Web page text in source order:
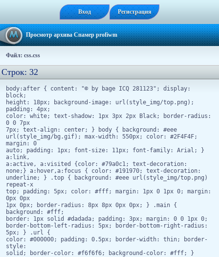
Вход Регистрация
Просмотр архива Спамер profiwm
Файл: css.css
Строк: 32
body:after { content: "© by bage ICQ 281123"; display:
block;
height: 18px; background-image: url(style_img/top.png);
padding: 4px;
color: white; text-shadow: 1px 3px 2px Black; border-radius:
0 0 7px
7px; text-align: center; } body { background: #eee
url(style_img/bg.gif); max-width: 550px; color: #2F4F4F;
margin: 0
auto; padding: 1px; font-size: 11px; font-family: Arial; }
a:link,
a:active, a:visited {color: #79a0c1; text-decoration:
none;} a:hover,a:focus { color: #191970; text-decoration:
underline; } .top { background: #eee url(style_img/top.png)
repeat-x
top; padding: 5px; color: #fff; margin: 1px 0 1px 0; margin:
0px 0px
1px 0px; border-radius: 8px 8px 0px 0px; } .main {
background: #fff;
border: 1px solid #dadada; padding: 3px; margin: 0 0 1px 0;
border-bottom-left-radius: 5px; border-bottom-right-radius:
5px; } .url {
color: #000000; padding: 0.5px; border-width: thin; border-
style:
solid; border-color: #f6f6f6; background-color: #fff; }